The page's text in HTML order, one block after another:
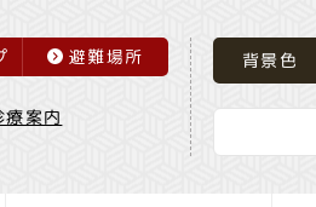
避難場所
療案内
背景色